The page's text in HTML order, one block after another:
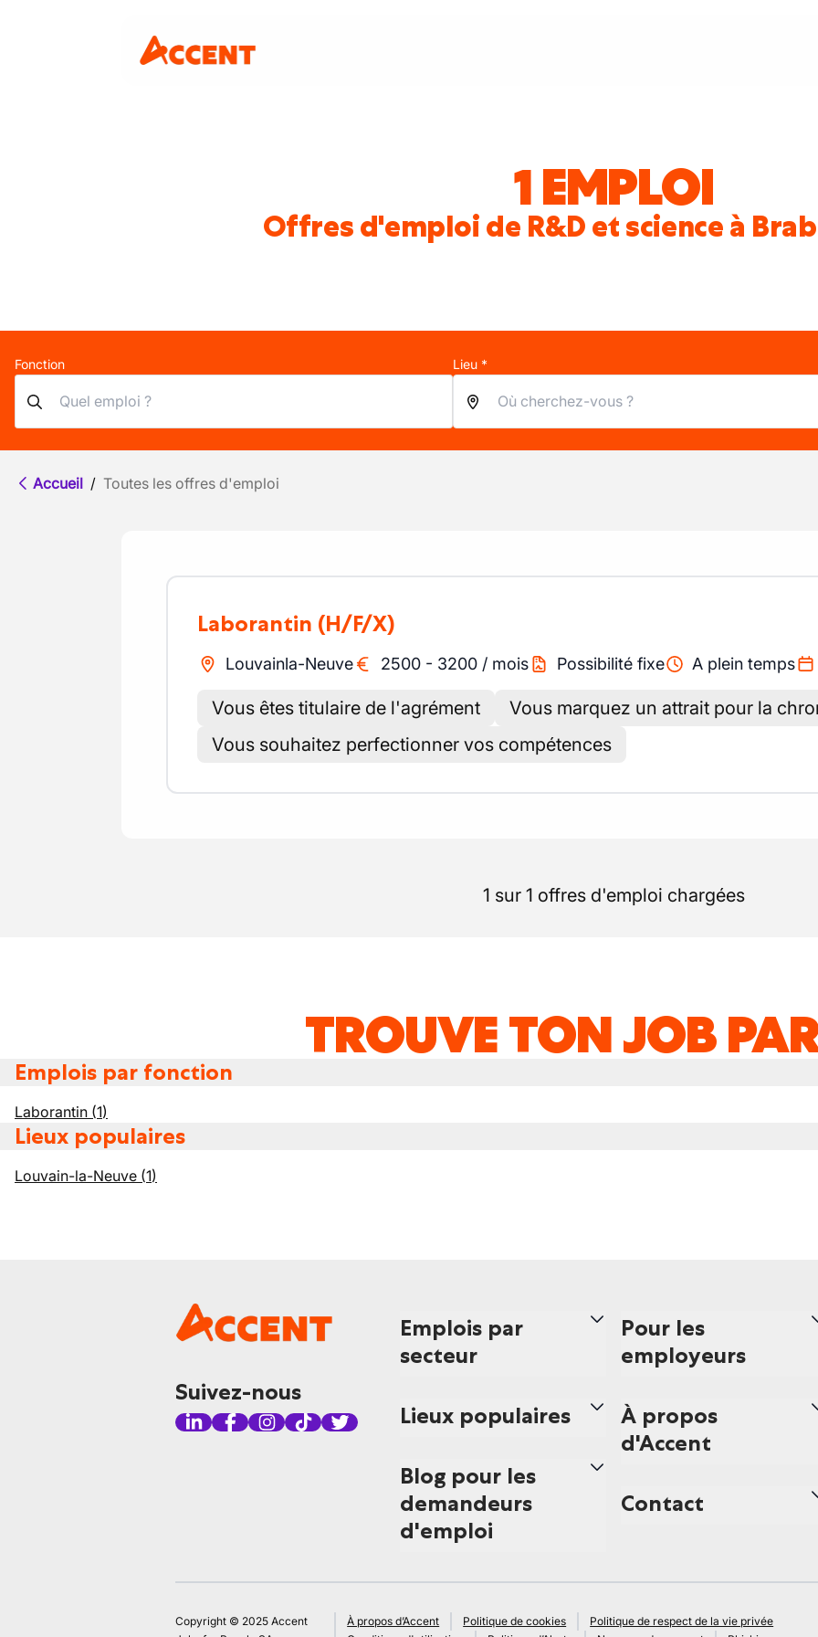
1 EMPLOI
Offres d'emploi de R&D et science à
Fonction Lieu *
Accueil / Toutes les offres d'emploi
Laborantin (H/F/X)
Louvainla-Neuve 2500 - 3200 / mois Possibilité fixe A plein temps
Vous êtes titulaire de l'agrément
Vous marquez un attrait pour la
Vous souhaitez perfectionner vos compétences
1 sur 1 offres d'emploi chargées
TROUVE TON JOB
Emplois par fonction
Laborantin (1)
Lieux populaires
Louvain-la-Neuve (1)
Suivez-nous
Emplois par
secteur
Lieux populaires
Blog pour les
demandeurs
d'emploi
Pour les
employeurs
À propos
d'Accent
Contact
Copyright © 2025 Accent
À propos d’Accent Politique de cookies
Politique de respect de la vie privée